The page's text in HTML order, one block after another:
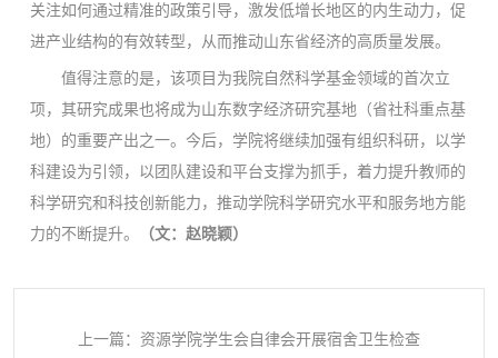
关注如何通过精准的政策引导，激发低增长地区的内生动力，促
进产业结构的有效转型，从而推动山东省经济的高质量发展。
值得注意的是，该项目为我院自然科学基金领域的首次立
项，其研究成果也将成为山东数字经济研究基地（省社科重点基
地）的重要产出之一。今后，学院将继续加强有组织科研，以学
科建设为引领，以团队建设和平台支撑为抓手，着力提升教师的
科学研究和科技创新能力，推动学院科学研究水平和服务地方能
力的不断提升。
（文：赵晓颖）
上一篇：资源学院学生会自律会开展宿舍卫生检查